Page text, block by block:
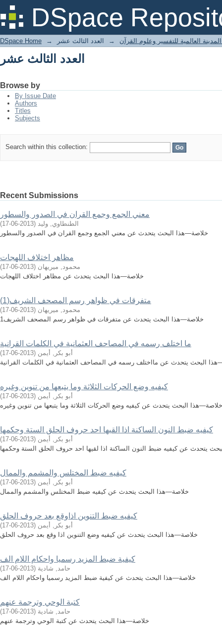
DSpace
العدد الثالث عشر
DSpace Home → العالمية للتفسير وعلوم القرآن → العدد الثالث عشر
العدد الثالث عشر
Browse by
By Issue Date
Authors
Titles
Subjects
Search within this collection:
Recent Submissions
معني الجمع وجمع القران في الصدور والسطور
الطنطاوي, وليد (
2013-06-17
)
خلاصة—هذا البحث يتحدث عن معني الجمع وجمع القران في الصدور والسطور
مظاهر اختلاف اللهجات
محمود, ميريهان (
2013-06-17
)
خلاصة—هذا البحث يتحدث عن مظاهر اختلاف اللهجات
متفرقات في ظواهر رسم المصحف الشريف(1)
محمود, ميريهان (
2013-06-17
)
خلاصة—هذا البحث يتحدث عن متفرقات في ظواهر رسم المصحف الشريف1
ما اختلف رسمه في المصاحف العثمانية في الكلمات القرانية
أبو بكر, أيمن (
2013-06-17
)
البحث يتحدث عن مااختلف رسمه في المصاحف العثمانية في الكلمات القرانية
كيفيه وضع الحركات الثلاثة وما يتبعها من تنوين وغيره
أبو بكر, أيمن (
2013-06-17
)
خلاصة—هذا البحث يتحدث عن كيفيه وضع الحركات الثلاثة وما يتبعها من تنوين وغيره
كيفيه ضبط النون الساكنة اذا القيها احد حروف الحلق الستة وحكمها
أبو بكر, أيمن (
2013-06-17
)
يتحدث عن كيفيه ضبط النون الساكنة اذا لقيها احد حروف الحلق الستة وحكمها
كيفيه ضبط المختلس والمشمم والممال
أبو بكر, أيمن (
2013-06-17
)
خلاصة—هذا البحث يتحدث عن كيفيه ضبط المختلس والمشمم والممال
كيفيه ضبط التنوين اذاوقع بعد حروف الحلق
أبو بكر, أيمن (
2013-06-17
)
خلاصة—هذا البحث يتحدث عن كيفيه وضع التنوين اذا وقع بعد حروف الحلق
كيفية ضبط المزيد رسميا واحكام اللام الف
حامد, شادية (
2013-06-17
)
خلاصة—هذا البحث يتحدث عن كيفية ضبط المزيد رسميا واحكام اللام الف
كتبة الوحي وترجمة عنهم
حامد, شادية (
2013-06-17
)
خلاصة—هذا البحث يتحدث عن كتبة الوحي وترجمة عنهم